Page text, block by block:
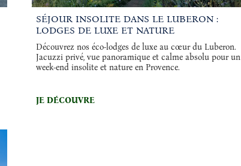
SÉJOUR INSOLITE DANS LE LUBERON :
LODGES DE LUXE ET NATURE
Découvrez nos éco-lodges de luxe au cœur du Luberon.
Jacuzzi privé, vue panoramique et calme absolu pour un
week-end insolite et nature en Provence.
JE DÉCOUVRE